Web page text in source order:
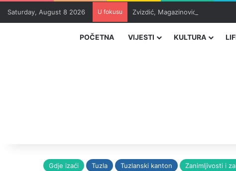
Saturday, August 8 2026 U fokusu Zvizdić, Magazinović i Kojović
POČETNA VIJESTI KULTURA
Gdje izaći Tuzla Tuzlanski kanton Zanimljivosti i